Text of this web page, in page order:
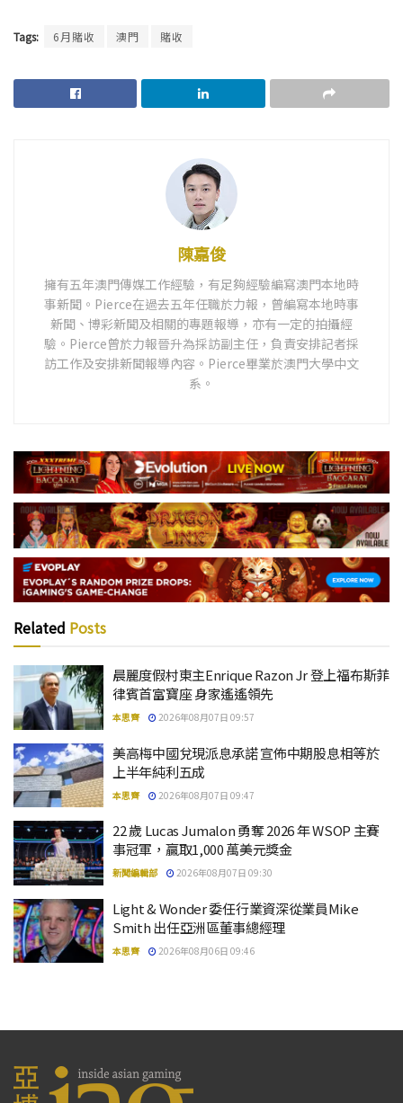
Tags: 6月賭收 澳門 賭收
陳嘉俊
擁有五年澳門傳媒工作經驗，有足夠經驗編寫澳門本地時
事新聞。Pierce在過去五年任職於力報，曾編寫本地時事
新聞、博彩新聞及相關的專題報導，亦有一定的拍攝經
驗。Pierce曾於力報晉升為採訪副主任，負責安排記者採
訪工作及安排新聞報導內容。Pierce畢業於澳門大學中文
系。
Related Posts
晨麗度假村東主Enrique Razon Jr 登上福布斯菲
律賓首富寶座 身家遙遙領先
本思齊 2026年08月07日 09:57
美高梅中國兌現派息承諾 宣佈中期股息相等於
上半年純利五成
本思齊 2026年08月07日 09:47
22 歲 Lucas Jumalon 勇奪 2026 年 WSOP 主賽
事冠軍，贏取1,000 萬美元獎金
新聞編輯部 2026年08月07日 09:30
Light & Wonder 委任行業資深從業員Mike
Smith 出任亞洲區董事總經理
本思齊 2026年08月06日 09:46